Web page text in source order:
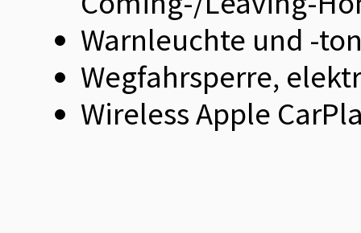
Warnleuchte und -
Wegfahrsperre,
Wireless Apple